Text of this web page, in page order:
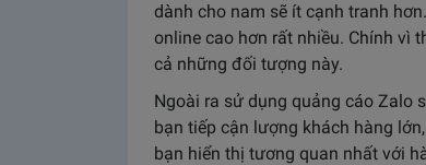
dành cho nam sẽ ít cạnh tranh
online cao hơn rất nhiều. Chính vì
cả những đối tượng này.
Ngoài ra sử dụng quảng cáo Zalo
bạn tiếp cận lượng khách hàng
bạn hiển thị tương quan nhất với